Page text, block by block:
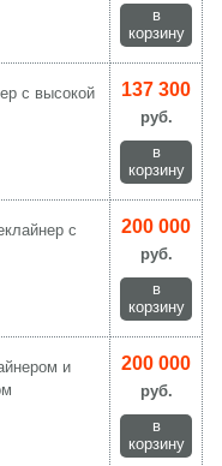
в
корзину
с высокой
137 300
руб.
в
корзину
с
200 000
руб.
в
корзину
и
200 000
руб.
в
корзину